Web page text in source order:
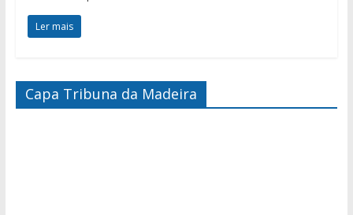
Ler mais
Capa Tribuna da Madeira